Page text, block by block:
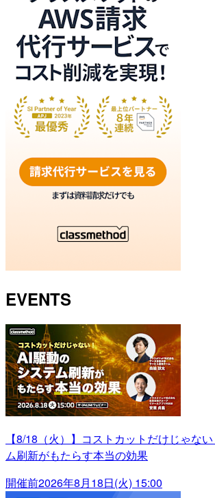
EVENTS
【8/18（火）】コストカットだけじゃな
ム刷新がもたらす本当の効果
開催前2026年8月18日(火) 15:00